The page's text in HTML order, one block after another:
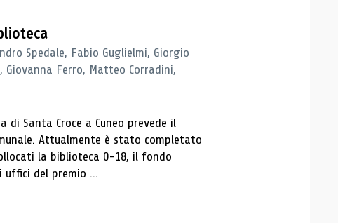
Spedale, Fabio Guglielmi, Giorgio
Ferro, Matteo Corradini,
Santa Croce a Cuneo prevede il
Attualmente è stato completato
la biblioteca 0-18, il fondo
uffici del premio ...